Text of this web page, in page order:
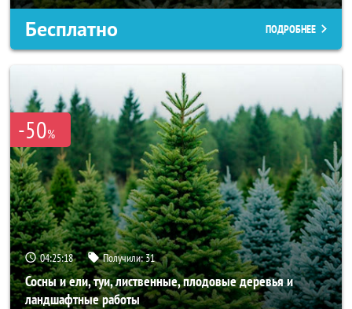
Бесплатно ПОДРОБНЕЕ
-50%
04:25:17 Получили:31
Сосны и ели, туи, лиственные, плодовые деревья и
ландшафтные работы